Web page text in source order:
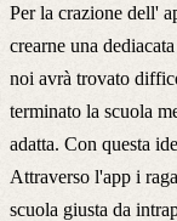
Per la crazione dell'
crearne una
noi avrà trovato
terminato la scuola
adatta. Con questa
Attraverso l'app i
scuola giusta da